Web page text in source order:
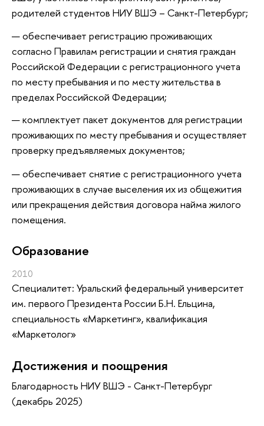
родителей студентов НИУ ВШЭ – Санкт-Петербург;
обеспечивает регистрацию проживающих
согласно Правилам регистрации и снятия граждан
Российской Федерации с регистрационного учета
по месту пребывания и по месту жительства в
пределах Российской Федерации;
комплектует пакет документов для регистрации
проживающих по месту пребывания и осуществляет
проверку предъявляемых документов;
обеспечивает снятие с регистрационного учета
проживающих в случае выселения их из общежития
или прекращения действия договора найма жилого
помещения.
Oбразование
2010
Специалитет: Уральский федеральный университет
им. первого Президента России Б.Н. Ельцина,
специальность «Маркетинг», квалификация
«Маркетолог»
Достижения и поощрения
Благодарность НИУ ВШЭ - Санкт-Петербург
(декабрь 2025)